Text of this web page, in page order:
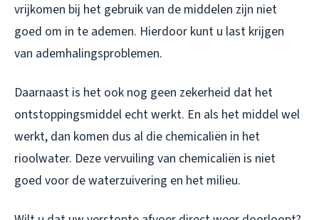
vrijkomen bij het gebruik van de middelen zijn niet
goed om in te ademen. Hierdoor kunt u last krijgen
van ademhalingsproblemen.
Daarnaast is het ook nog geen zekerheid dat het
ontstoppingsmiddel echt werkt. En als het middel wel
werkt, dan komen dus al die chemicaliën in het
rioolwater. Deze vervuiling van chemicaliën is niet
goed voor de waterzuivering en het milieu.